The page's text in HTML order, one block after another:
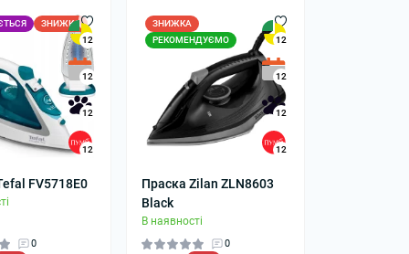
ЗНИЖКА
12
12
12
12
FV5718E0
0
ЗНИЖКА
РЕКОМЕНДУЄМО
12
12
12
12
Праска Zilan ZLN8603
Black
В наявності
0